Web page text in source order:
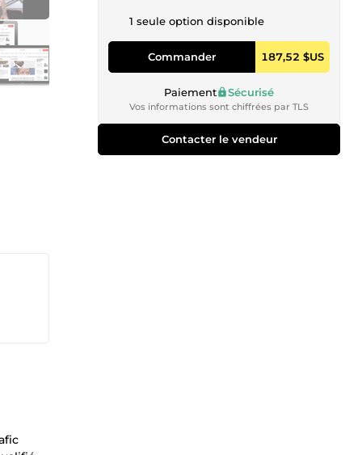
1 seule option disponible
Commander 187,52 $US
Paiement Sécurisé
Vos informations sont chiffrées par TLS
Contacter le vendeur